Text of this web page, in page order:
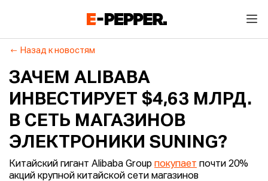
Назад к новостям
ЗАЧЕМ ALIBABA
ИНВЕСТИРУЕТ $4,63 МЛРД.
В СЕТЬ МАГАЗИНОВ
ЭЛЕКТРОНИКИ SUNING?
Китайский гигант Alibaba Group покупает почти 20%
акций крупной китайской сети магазинов